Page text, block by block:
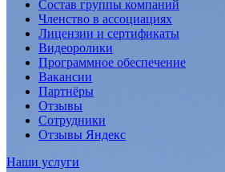
Состав группы компаний
Членство в ассоциациях
Лицензии и сертификаты
Видеоролики
Программное обеспечение
Вакансии
Партнёры
Отзывы
Сотрудники
Отзывы Яндекс
Наши услуги